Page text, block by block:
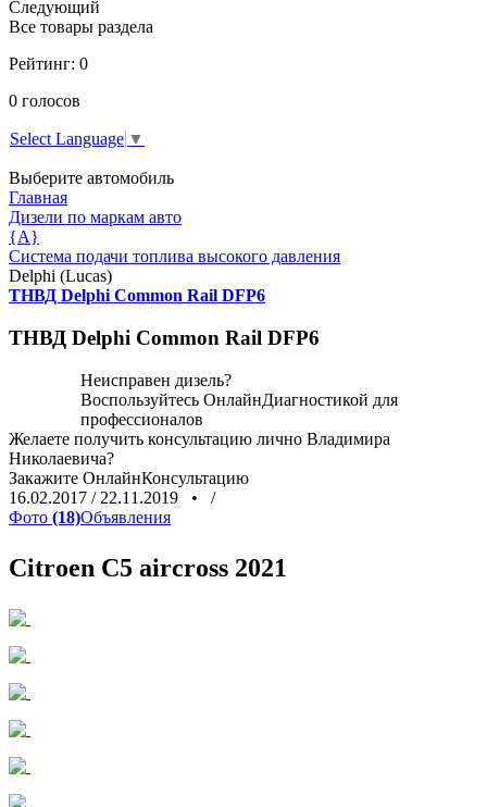
Следующий
Все товары раздела
Рейтинг: 0
0 голосов
Select Language ▼
Выберите автомобиль
Главная
Дизели по маркам авто
{A}
Система подачи топлива высокого давления
Delphi (Lucas)
ТНВД Delphi Common Rail DFP6
ТНВД Delphi Common Rail DFP6
Неисправен дизель?
Воспользуйтесь ОнлайнДиагностикой для
профессионалов
Желаете получить консультацию лично Владимира
Николаевича?
Закажите ОнлайнКонсультацию
16.02.2017 / 22.11.2019 •
/
Фото (18)Объявления
Citroen C5 aircross 2021